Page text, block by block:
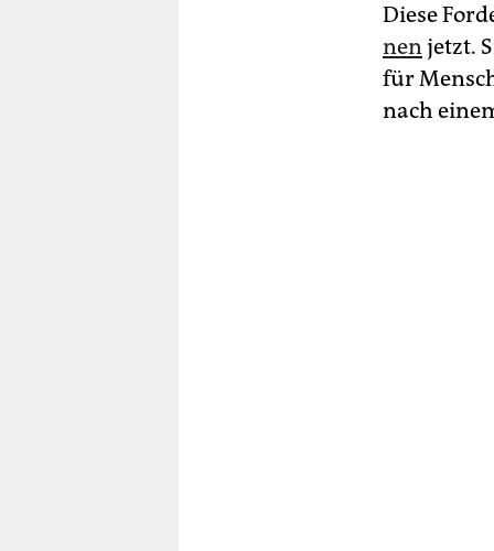
Diese
nenjetzt.
für
nach